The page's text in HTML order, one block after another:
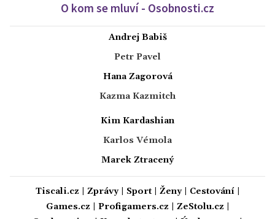
O kom se mluví - Osobnosti.cz
Andrej Babiš
Petr Pavel
Hana Zagorová
Kazma Kazmitch
Kim Kardashian
Karlos Vémola
Marek Ztracený
Tiscali.cz Zprávy| Sport| Ženy| Cestování|
Games.cz
Profigamers.cz ZeStolu.cz